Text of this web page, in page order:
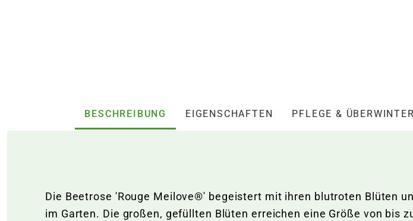
BESCHREIBUNG EIGENSCHAFTEN PFLEGE &
Die Beetrose 'Rouge Meilove®' begeistert mit ihren blutroten Blüten
im Garten. Die großen, gefüllten Blüten erreichen eine Größe von bis